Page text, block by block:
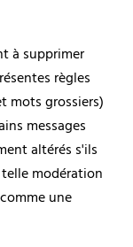
à supprimer
règles
mots grossiers)
messages
altérés s'ils
modération
une